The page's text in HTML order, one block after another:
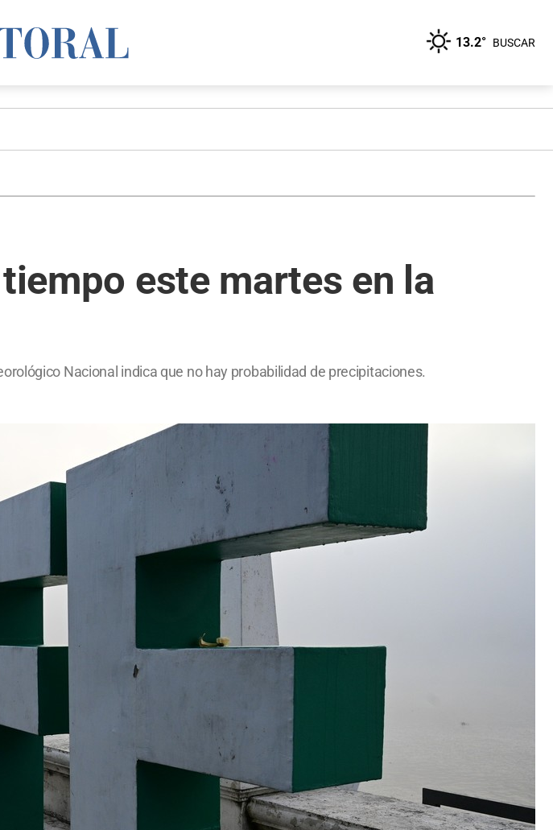
13.2° BUSCAR
este martes en la
Nacional indica que no hay probabilidad de precipitaciones.